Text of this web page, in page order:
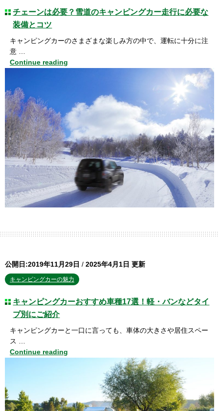
チェーンは必要？雪道のキャンピングカー走行に必要な
装備とコツ
キャンピングカーのさまざまな楽しみ方の中で、運転に十分に注
意 …
Continue reading
公開日:2019年11月29日 / 2025年4月1日 更新
キャンピングカーの魅力
キャンピングカーおすすめ車種17選！軽・バンなどタイ
プ別にご紹介
キャンピングカーと一口に言っても、車体の大きさや居住スペー
ス …
Continue reading